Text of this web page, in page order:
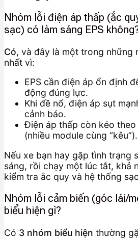
Nhóm lỗi điện áp thấp (ắc
sạc) có làm sáng EPS
Có, và đây là một trong những
nhất vì:
EPS cần điện áp ổn định
động đúng lực.
Khi đề nổ, điện áp sụt
cảnh báo.
Điện áp thấp còn kéo theo
(nhiều module cùng “kêu”).
Nếu xe bạn hay gặp tình trạng
sáng, rồi chạy một lúc tắt, khả
kiểm tra ắc quy và hệ thống
Nhóm lỗi cảm biến (góc lái/
biểu hiện gì?
Có 3 nhóm biểu hiện thường